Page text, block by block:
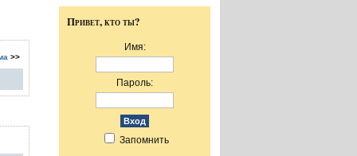
>>
Привет, кто ты?
Имя:
Пароль:
Запомнить